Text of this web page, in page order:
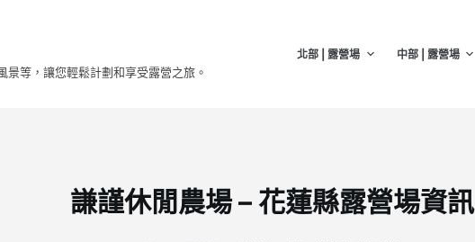
等，讓您輕鬆計劃和享受露營之旅。
北部 | 露營場 中部 | 露營場
謙謹休閒農場 – 花蓮縣露營場資訊